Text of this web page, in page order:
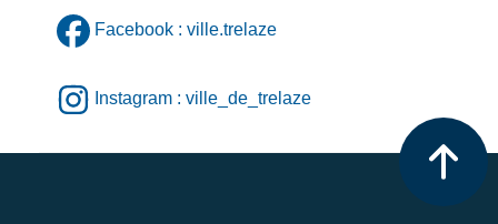
Facebook : ville.trelaze
Instagram : ville_de_trelaze